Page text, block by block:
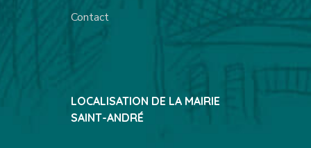
Contact
LOCALISATION DE LA MAIRIE
SAINT-ANDRÉ